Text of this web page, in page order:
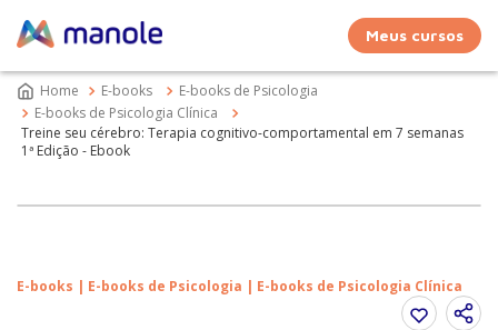
Meus cursos
E-books
E-books de Psicologia
E-books de Psicologia Clínica
Treine seu cérebro: Terapia cognitivo-comportamental em 7 semanas
1ª Edição - Ebook
E-books | E-books de Psicologia | E-books de Psicologia Clínica